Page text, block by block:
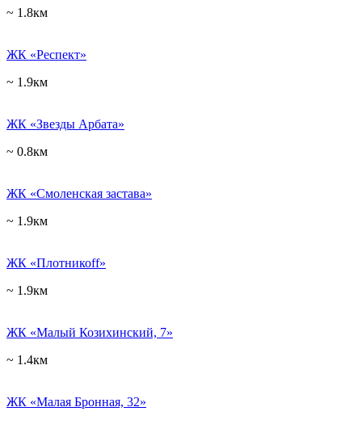
~ 1.8км
ЖК «Респект»
~ 1.9км
ЖК «Звезды Арбата»
~ 0.8км
ЖК «Смоленская застава»
~ 1.9км
ЖК «Плотникоff»
~ 1.9км
ЖК «Малый Козихинский, 7»
~ 1.4км
ЖК «Малая Бронная, 32»